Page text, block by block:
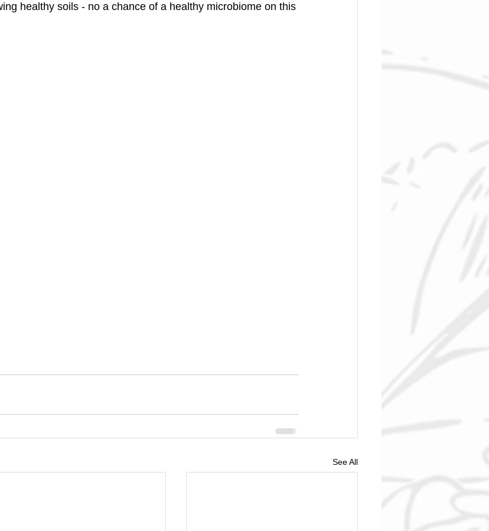
healthy soils - no a chance of a healthy microbiome on this
See All